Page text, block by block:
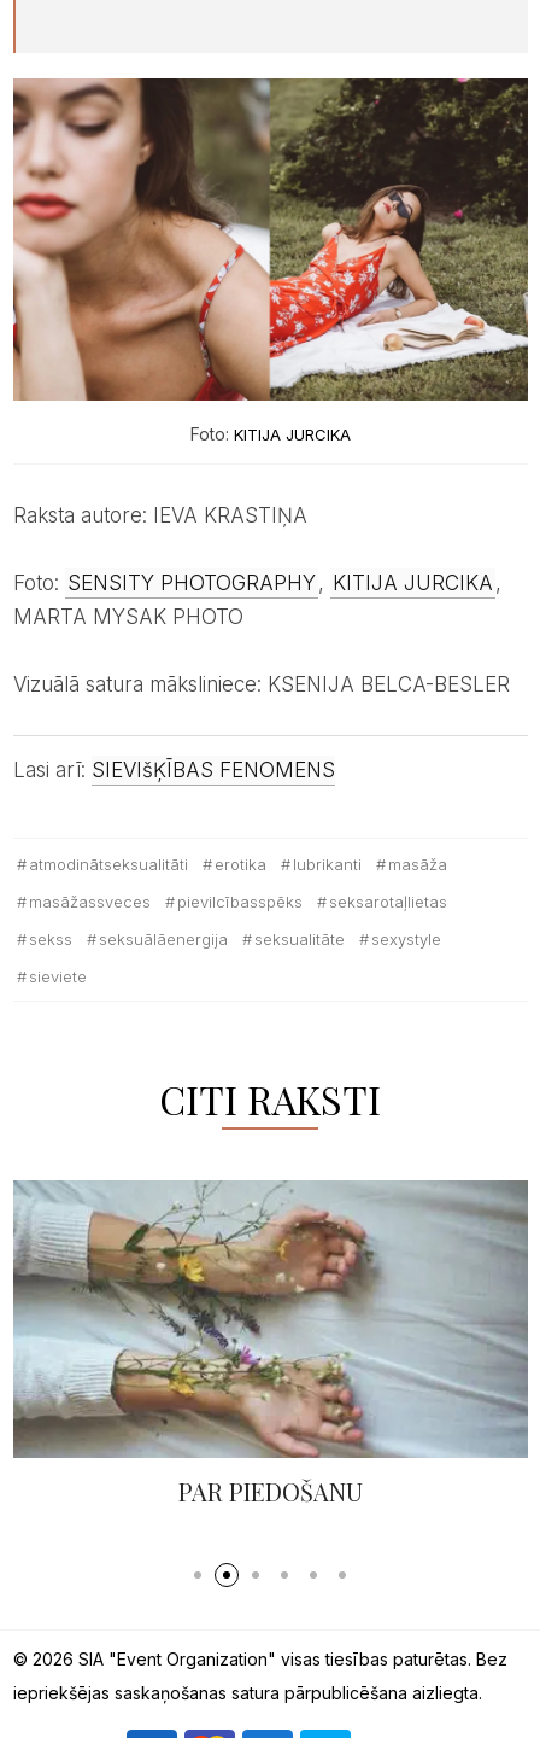
Foto: KITIJA JURCIKA
Raksta autore: IEVA KRASTIŅA
Foto: SENSITY PHOTOGRAPHY, KITIJA JURCIKA ,
MARTA MYSAK PHOTO
Vizuālā satura māksliniece: KSENIJA BELCA-BESLER
Lasi arī: SIEVIšĶĪBAS FENOMENS
atmodinātseksualitāti erotika lubrikanti
masāža
masāžassveces
pievilcībasspēks
seksarotaļlietas
sekss
seksuālāenergija seksualitāte
sexystyle
sieviete
CITI RAKSTI
PAR PIEDOŠANU
© 2026 SIA "Event Organization" visas tiesības paturētas. Bez
iepriekšējas saskaņošanas satura pārpublicēšana aizliegta.